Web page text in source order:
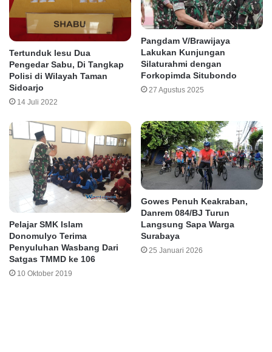
Tertunduk lesu Dua
Pengedar Sabu, Di Tangkap
Polisi di Wilayah Taman
Sidoarjo
14 Juli 2022
Pangdam V/Brawijaya
Lakukan Kunjungan
Silaturahmi dengan
Forkopimda Situbondo
27 Agustus 2025
Pelajar SMK Islam
Donomulyo Terima
Penyuluhan Wasbang Dari
Satgas TMMD ke 106
10 Oktober 2019
Gowes Penuh Keakraban,
Danrem 084/BJ Turun
Langsung Sapa Warga
Surabaya
25 Januari 2026